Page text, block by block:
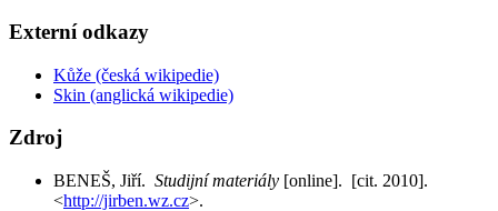
Externí odkazy
Kůže (česká wikipedie)
Skin (anglická wikipedie)
Zdroj
BENEŠ, Jiří. Studijní materiály [online]. [cit. 2010].
<http://jirben.wz.cz>.